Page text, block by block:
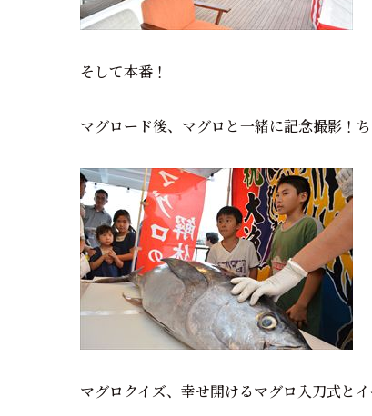
そして本番！
マグロード後、マグロと一緒に記念撮影！
マグロクイズ、幸せ開けるマグロ入刀式と